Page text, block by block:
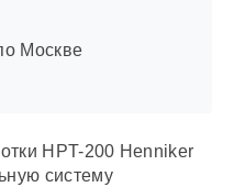
HPT-200 Henniker
систему
Москве